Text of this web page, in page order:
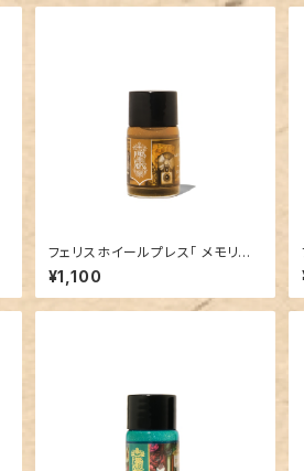
フェリスホイールプレス「 メモリー
ズインアンバー ( VINTAGE PHO
TOGRAPHER COLLECTION）」
／10mlインク／ラメ入り
¥1,100